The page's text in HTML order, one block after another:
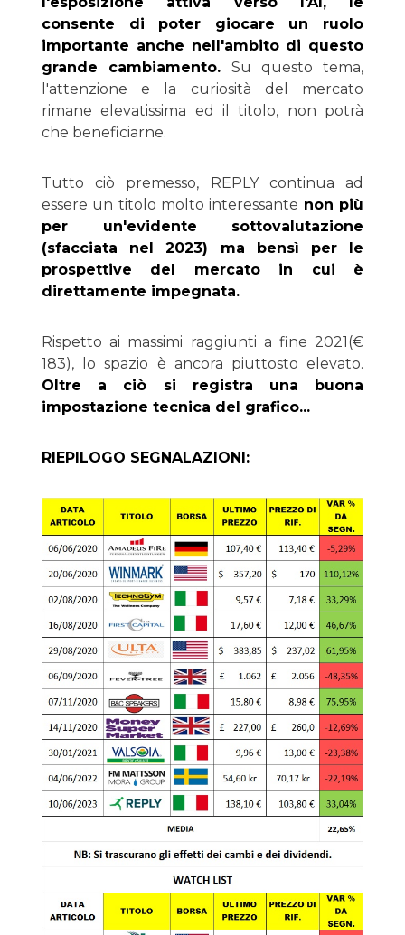
consente di poter giocare un ruolo
importante anche nell'ambito di questo
grande cambiamento. Su questo tema,
l'attenzione e la curiosità del mercato
rimane elevatissima ed il titolo, non potrà
che beneficiarne.
Tutto ciò premesso, REPLY continua ad
essere un titolo molto interessante non più
per un'evidente sottovalutazione
(sfacciata nel 2023) ma bensì per le
prospettive del mercato in cui è
direttamente impegnata.
Rispetto ai massimi raggiunti a fine 2021(€
183), lo spazio è ancora piuttosto elevato.
Oltre a ciò si registra una buona
impostazione tecnica del grafico...
RIEPILOGO SEGNALAZIONI: